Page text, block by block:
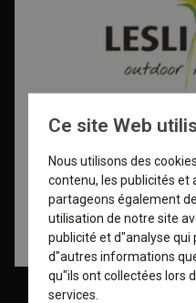
Ce site Web
Nous utilisons des
contenu, les publicités et
partageons également
utilisation de notre site
publicité et d"analyse
d"autres informations
qu"ils ont collectées lors
services.